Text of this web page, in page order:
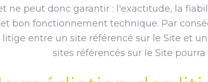
ne peut donc garantir : l'exactitude, la
bon fonctionnement technique. Par
entre un site référencé sur le Site et
sites référencés sur le Site